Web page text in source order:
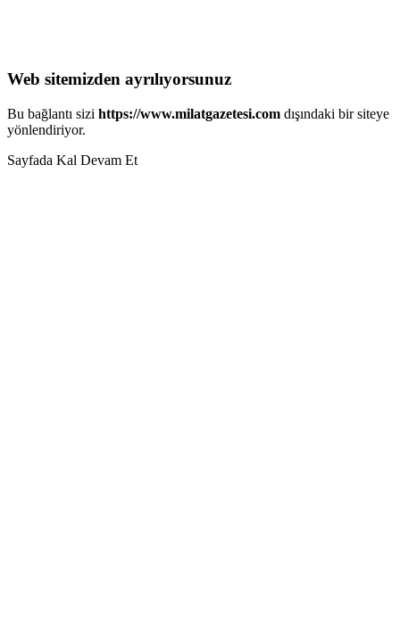
Web sitemizden ayrılıyorsunuz
Bu bağlantı sizi https://www.milatgazetesi.com dışındaki bir siteye
yönlendiriyor.
Sayfada Kal Devam Et